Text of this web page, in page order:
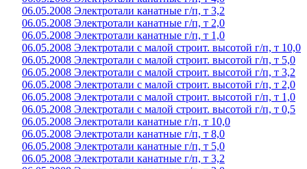
06.05.2008 Электротали канатные г/п, т 3,2
06.05.2008 Электротали канатные г/п, т 2,0
06.05.2008 Электротали канатные г/п, т 1,0
06.05.2008 Электротали с малой строит. высотой г/п, т 10,0
06.05.2008 Электротали с малой строит. высотой г/п, т 5,0
06.05.2008 Электротали с малой строит. высотой г/п, т 3,2
06.05.2008 Электротали с малой строит. высотой г/п, т 2,0
06.05.2008 Электротали с малой строит. высотой г/п, т 1,0
06.05.2008 Электротали с малой строит. высотой г/п, т 0,5
06.05.2008 Электротали канатные г/п, т 10,0
06.05.2008 Электротали канатные г/п, т 8,0
06.05.2008 Электротали канатные г/п, т 5,0
06.05.2008 Электротали канатные г/п, т 3,2